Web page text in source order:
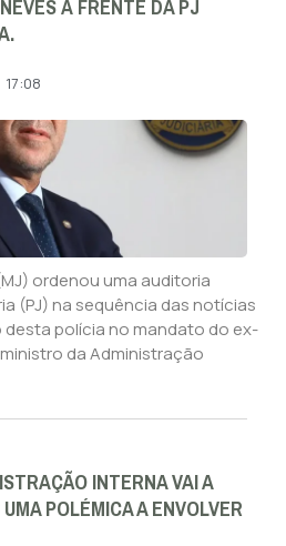
À FRENTE DA PJ
17:08
ordenou uma auditoria
(PJ) na sequência das notícias
polícia no mandato do ex-
da Administração
INTERNA VAI A
POLÉMICA A ENVOLVER